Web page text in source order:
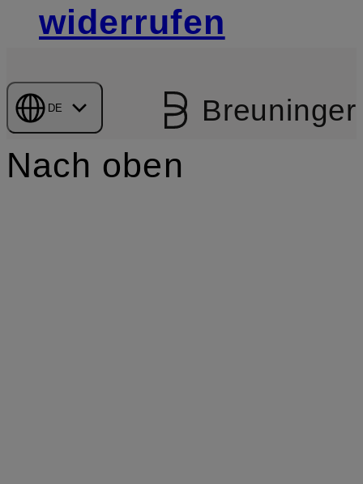
widerrufen
DE Breuninger
Nach oben